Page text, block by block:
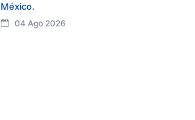
México.
04 Ago 2026